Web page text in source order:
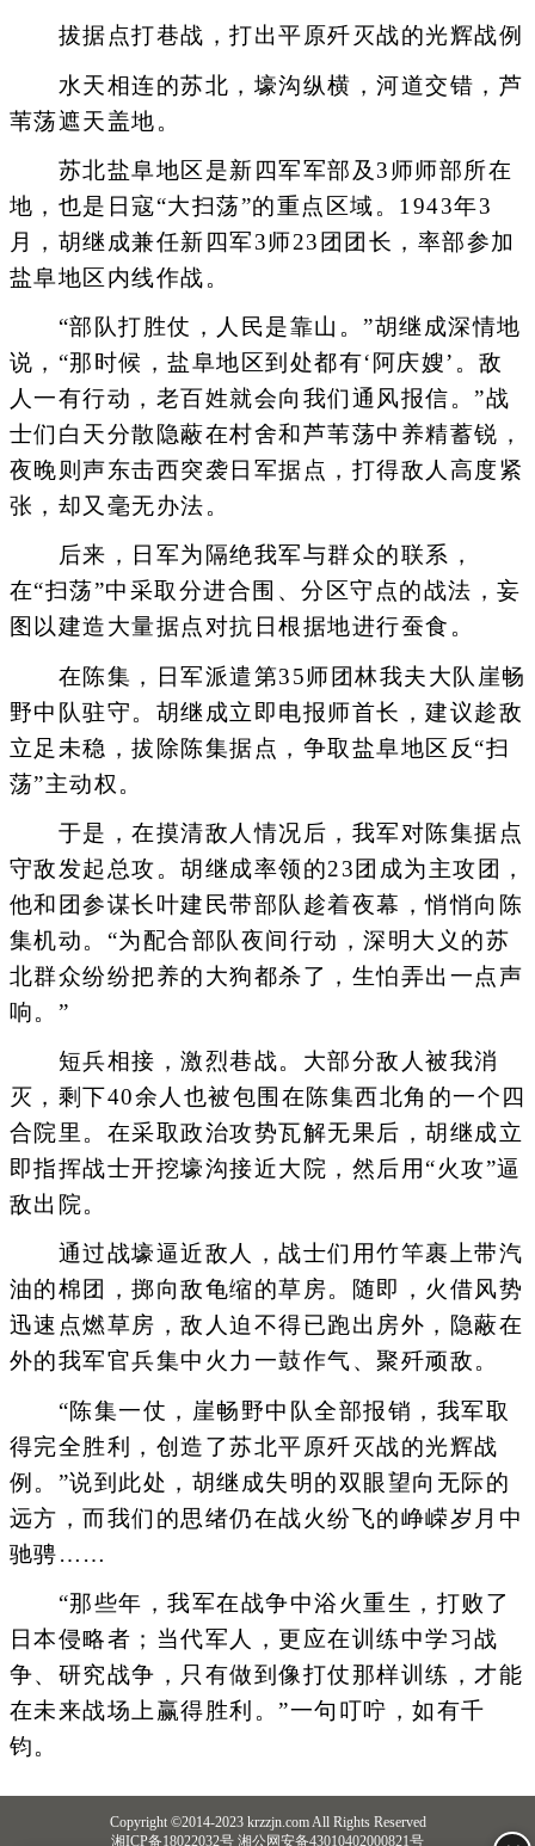
拔据点打巷战，打出平原歼灭战的光辉战例
水天相连的苏北，壕沟纵横，河道交错，芦
苇荡遮天盖地。
苏北盐阜地区是新四军军部及3师师部所在
地，也是日寇“大扫荡”的重点区域。1943年3
月，胡继成兼任新四军3师23团团长，率部参加
盐阜地区内线作战。
“部队打胜仗，人民是靠山。”胡继成深情地
说，“那时候，盐阜地区到处都有‘阿庆嫂’。敌
人一有行动，老百姓就会向我们通风报信。”战
士们白天分散隐蔽在村舍和芦苇荡中养精蓄锐，
夜晚则声东击西突袭日军据点，打得敌人高度紧
张，却又毫无办法。
后来，日军为隔绝我军与群众的联系，
在“扫荡”中采取分进合围、分区守点的战法，妄
图以建造大量据点对抗日根据地进行蚕食。
在陈集，日军派遣第35师团林我夫大队崖畅
野中队驻守。胡继成立即电报师首长，建议趁敌
立足未稳，拔除陈集据点，争取盐阜地区反“扫
荡”主动权。
于是，在摸清敌人情况后，我军对陈集据点
守敌发起总攻。胡继成率领的23团成为主攻团，
他和团参谋长叶建民带部队趁着夜幕，悄悄向陈
集机动。“为配合部队夜间行动，深明大义的苏
北群众纷纷把养的大狗都杀了，生怕弄出一点声
响。”
短兵相接，激烈巷战。大部分敌人被我消
灭，剩下40余人也被包围在陈集西北角的一个四
合院里。在采取政治攻势瓦解无果后，胡继成立
即指挥战士开挖壕沟接近大院，然后用“火攻”逼
敌出院。
通过战壕逼近敌人，战士们用竹竿裹上带汽
油的棉团，掷向敌龟缩的草房。随即，火借风势
迅速点燃草房，敌人迫不得已跑出房外，隐蔽在
外的我军官兵集中火力一鼓作气、聚歼顽敌。
“陈集一仗，崖畅野中队全部报销，我军取
得完全胜利，创造了苏北平原歼灭战的光辉战
例。”说到此处，胡继成失明的双眼望向无际的
远方，而我们的思绪仍在战火纷飞的峥嵘岁月中
驰骋……
“那些年，我军在战争中浴火重生，打败了
日本侵略者；当代军人，更应在训练中学习战
争、研究战争，只有做到像打仗那样训练，才能
在未来战场上赢得胜利。”一句叮咛，如有千
钧。
Copyright ©2014-2023 krzzjn.com All Rights Reserved
湘ICP备18022032号 湘公网安备43010402000821号